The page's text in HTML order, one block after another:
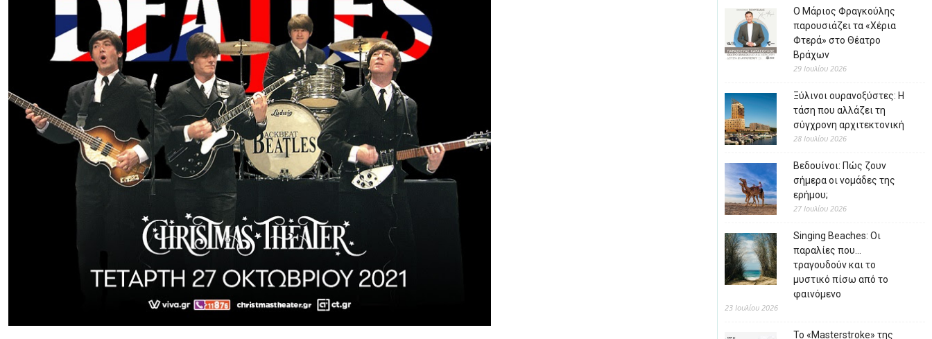
Ο Μάριος Φραγκούλης
παρουσιάζει τα «Χέρια
Φτερά» στο Θέατρο
Βράχων
29 Ιουλίου 2026
Ξύλινοι ουρανοξύστες: Η
τάση που αλλάζει τη
σύγχρονη αρχιτεκτονική
28 Ιουλίου 2026
Βεδουίνοι: Πώς ζουν
σήμερα οι νομάδες της
ερήμου;
27 Ιουλίου 2026
Singing Beaches: Οι
παραλίες που…
τραγουδούν και το
μυστικό πίσω από το
φαινόμενο
23 Ιουλίου 2026
Το «Masterstroke» της